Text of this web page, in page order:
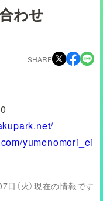
わせ
SHARE
yumenomori_ei
（火）現在の情報です